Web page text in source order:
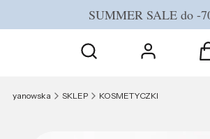
SUMMER SALE do -
Otwórz wyszukiwarkę
Szukaj Zaloguj się
yanowska SKLEP KOSMETYCZKI